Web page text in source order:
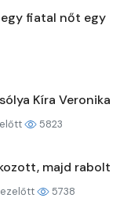
fiatal nőt egy
Kíra Veronika
5823
majd rabolt
ezelőtt 5738